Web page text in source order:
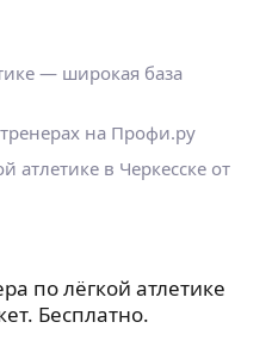
— широкая база
на Профи.ру
атлетике в Черкесске от
по лёгкой атлетике
Бесплатно.